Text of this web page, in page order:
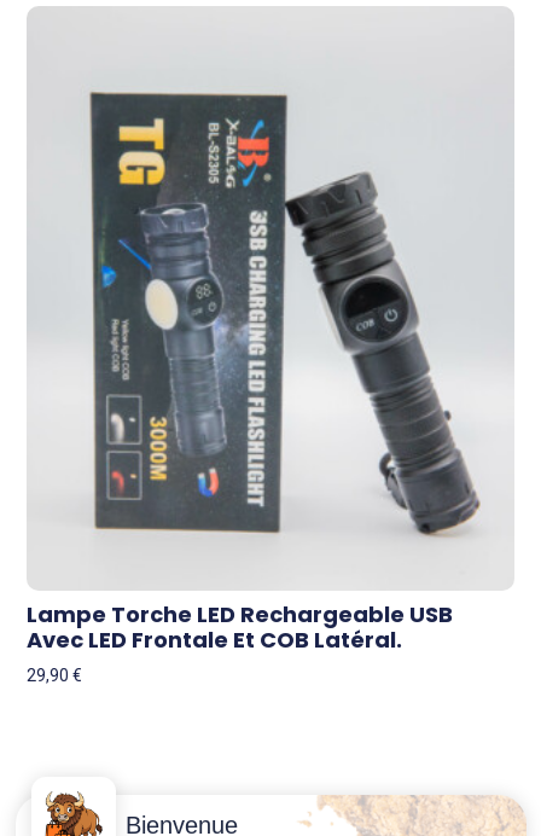
Lampe Torche LED Rechargeable USB
Avec LED Frontale Et COB Latéral.
29,90€
Conditions
Contactez-
Bienvenue